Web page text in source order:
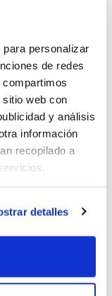
personalizar
de redes
web con
y análisis
información
recopilado a
detalles
lloc
.
un
femení).
orde
haurà
que
que puga
de no